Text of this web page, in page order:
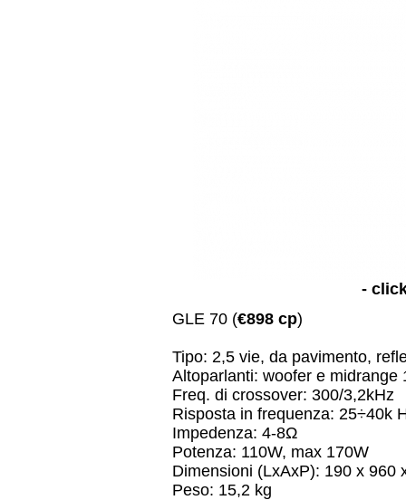
-
GLE 70 (€898 cp)
Tipo: 2,5 vie, da pavimento,
Altoparlanti: woofer e midrange
Freq. di crossover: 300/3,2kHz
Risposta in frequenza: 25÷40k
Impedenza: 4-8Ω
Potenza: 110W, max 170W
Dimensioni (LxAxP): 190 x 960
Peso: 15,2 kg